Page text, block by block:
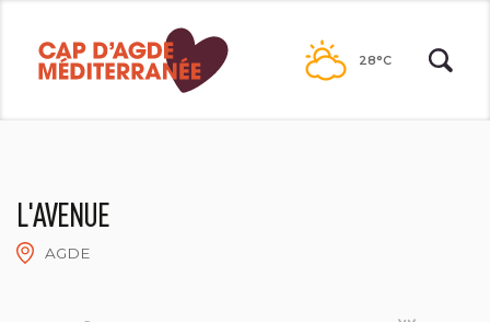
contenu
28°C
L'AVENUE
AGDE